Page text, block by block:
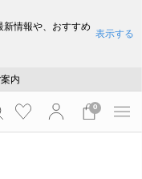
新情報や、おすすめ
表示する
況について
内
況について
0